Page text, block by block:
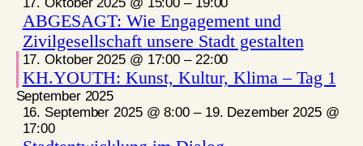
ABGESAGT: Wie Engagement und
Zivilgesellschaft unsere Stadt gestalten
17. Oktober 2025 @ 17:00 – 22:00
KH.YOUTH: Kunst, Kultur, Klima – Tag 1
September 2025
16. September 2025 @ 8:00 – 19. Dezember 2025 @
17:00